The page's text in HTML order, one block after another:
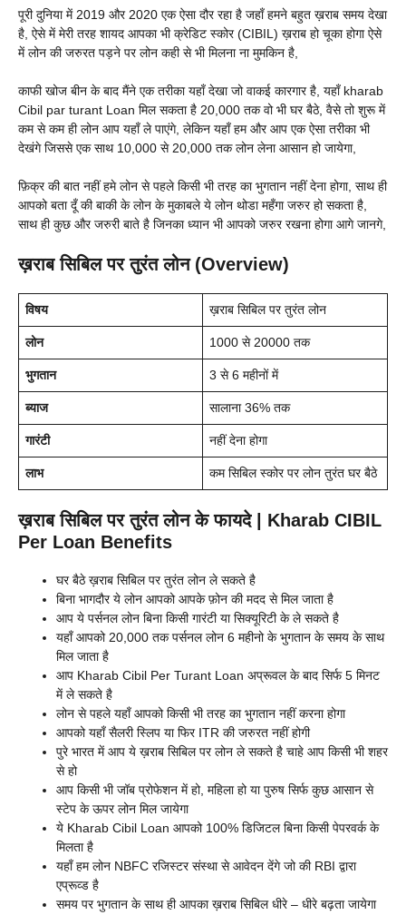
पूरी दुनिया में 2019 और 2020 एक ऐसा दौर रहा है जहाँ हमने बहुत ख़राब समय देखा
है, ऐसे में मेरी तरह शायद आपका भी क्रेडिट स्कोर (CIBIL) ख़राब हो चूका होगा ऐसे
में लोन की जरुरत पड़ने पर लोन कही से भी मिलना ना मुमकिन है,
काफी खोज बीन के बाद मैंने एक तरीका यहाँ देखा जो वाकई कारगार है, यहाँ kharab
Cibil par turant Loan मिल सकता है 20,000 तक वो भी घर बैठे, वैसे तो शुरू में
कम से कम ही लोन आप यहाँ ले पाएंगे, लेकिन यहाँ हम और आप एक ऐसा तरीका भी
देखंगे जिससे एक साथ 10,000 से 20,000 तक लोन लेना आसान हो जायेगा,
फ़िक्र की बात नहीं हमे लोन से पहले किसी भी तरह का भुगतान नहीं देना होगा, साथ ही
आपको बता दूँ की बाकी के लोन के मुकाबले ये लोन थोडा महँगा जरुर हो सकता है,
साथ ही कुछ और जरुरी बाते है जिनका ध्यान भी आपको जरुर रखना होगा आगे जानगे,
ख़राब सिबिल पर तुरंत लोन (Overview)
विषय ख़राब सिबिल पर तुरंत लोन
लोन 1000 से 20000 तक
भुगतान 3 से 6 महीनों में
ब्याज सालाना 36% तक
गारंटी नहीं देना होगा
लाभ कम सिबिल स्कोर पर लोन तुरंत घर बैठे
ख़राब सिबिल पर तुरंत लोन के फायदे | Kharab CIBIL
Per Loan Benefits
घर बैठे ख़राब सिबिल पर तुरंत लोन ले सकते है
बिना भागदौर ये लोन आपको आपके फ़ोन की मदद से मिल जाता है
आप ये पर्सनल लोन बिना किसी गारंटी या सिक्यूरिटी के ले सकते है
यहाँ आपको 20,000 तक पर्सनल लोन 6 महीनो के भुगतान के समय के साथ
मिल जाता है
आप Kharab Cibil Per Turant Loan अप्रूवल के बाद सिर्फ 5 मिनट
में ले सकते है
लोन से पहले यहाँ आपको किसी भी तरह का भुगतान नहीं करना होगा
आपको यहाँ सैलरी स्लिप या फिर ITR की जरुरत नहीं होगी
पुरे भारत में आप ये ख़राब सिबिल पर लोन ले सकते है चाहे आप किसी भी शहर
से हो
आप किसी भी जॉब प्रोफेशन में हो, महिला हो या पुरुष सिर्फ कुछ आसान से
स्टेप के ऊपर लोन मिल जायेगा
ये Kharab Cibil Loan आपको 100% डिजिटल बिना किसी पेपरवर्क के
मिलता है
यहाँ हम लोन NBFC रजिस्टर संस्था से आवेदन देंगे जो की RBI द्वारा
एप्रूव्ड है
समय पर भुगतान के साथ ही आपका ख़राब सिबिल धीरे – धीरे बढ़ता जायेगा